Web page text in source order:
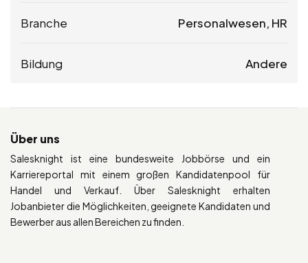
Branche Personalwesen, HR
Bildung Andere
Über uns
Salesknight ist eine bundesweite Jobbörse und ein
Karriereportal mit einem großen Kandidatenpool für
Handel und Verkauf. Über Salesknight erhalten
Jobanbieter die Möglichkeiten, geeignete Kandidaten und
Bewerber aus allen Bereichen zu finden.